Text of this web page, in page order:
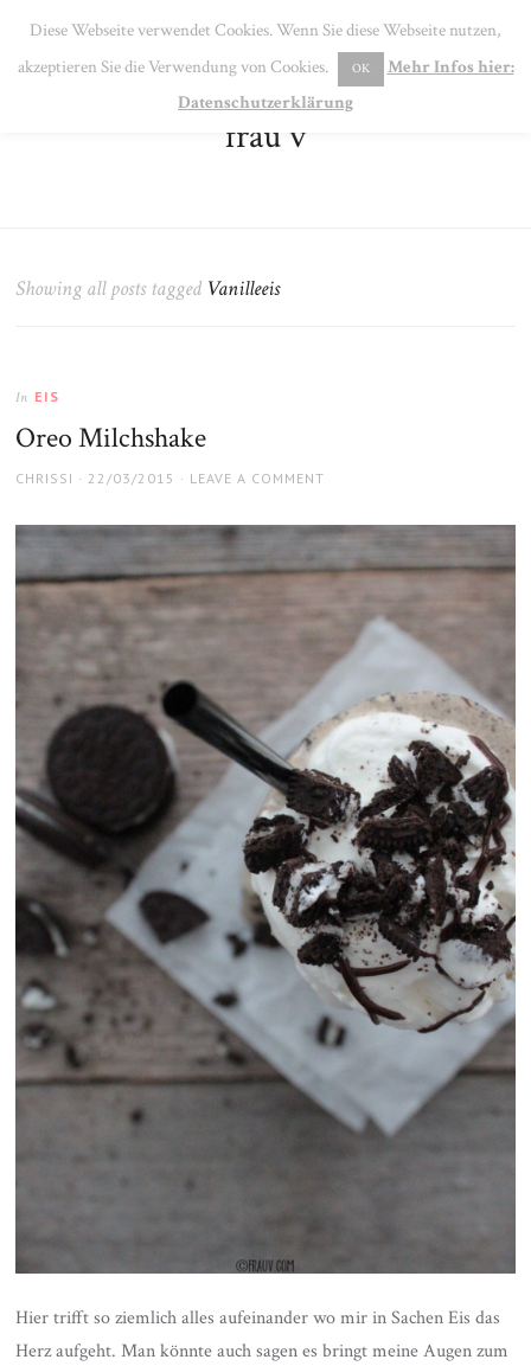
MENU
frau v
Showing all posts tagged Vanilleeis
In EIS
Oreo Milchshake
AUTHOR
CHRISSI
POSTED
22/03/2015 LEAVE A COMMENT
Hier trifft so ziemlich alles aufeinander wo mir in Sachen Eis das
Herz aufgeht. Man könnte auch sagen es bringt meine Augen zum
Diese Webseite verwendet Cookies. Wenn Sie diese Webseite nutzen,
akzeptieren Sie die Verwendung von Cookies.
OK
Mehr Infos hier:
Datenschutzerklärung